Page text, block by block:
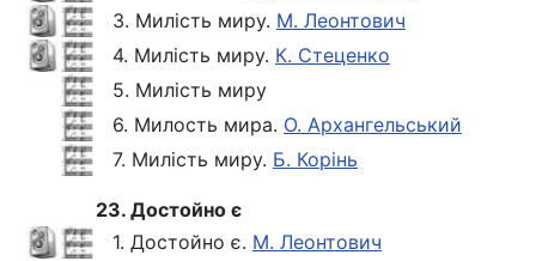
3. Милість миру. М. Леонтович
4. Милість миру. К. Стеценко
5. Милість миру
6. Милость мира. О. Архангельський
7. Милість миру. Б. Корінь
23. Достойно є
1. Достойно є. М. Леонтович